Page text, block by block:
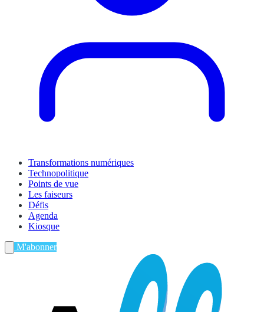
Transformations numériques
Technopolitique
Points de vue
Les faiseurs
Défis
Agenda
Kiosque
M'abonner